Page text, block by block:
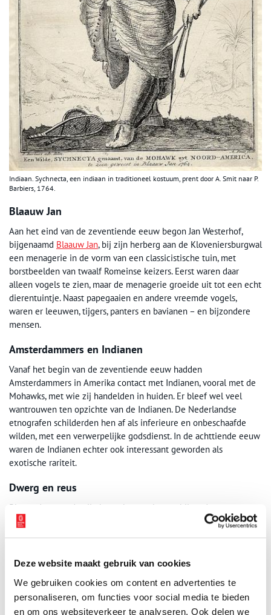
Deze website maakt gebruik van cookies
We gebruiken cookies om content en advertenties te
personaliseren, om functies voor social media te bieden
en om ons websiteverkeer te analyseren. Ook delen we
Indiaan. Sychnecta, een indiaan in traditioneel kostuum, prent door A. Smit naar P.
Barbiers, 1764.
Blaauw Jan
Aan het eind van de zeventiende eeuw begon Jan Westerhof,
bijgenaamd Blaauw Jan, bij zijn herberg aan de Kloveniersburgwal
een menagerie in de vorm van een classicistische tuin, met
borstbeelden van twaalf Romeinse keizers. Eerst waren daar
alleen vogels te zien, maar de menagerie groeide uit tot een echt
dierentuintje. Naast papegaaien en andere vreemde vogels,
waren er leeuwen, tijgers, panters en bavianen – en bijzondere
mensen.
Amsterdammers en Indianen
Vanaf het begin van de zeventiende eeuw hadden
Amsterdammers in Amerika contact met Indianen, vooral met de
Mohawks, met wie zij handelden in huiden. Er bleef wel veel
wantrouwen ten opzichte van de Indianen. De Nederlandse
etnografen schilderden hen af als inferieure en onbeschaafde
wilden, met een verwerpelijke godsdienst. In de achttiende eeuw
waren de Indianen echter ook interessant geworden als
exotische rariteit.
Dwerg en reus
Blaauw Jan toonde zijn bezoekers wel meer bijzondere mensen.
Rond het midden van de achttiende eeuw waren de dwerg
Bovenstaande prent heeft deel uitgemaakt van de Amsterdam-
collectie die W.J.R. Dreesmann (1885-1954) bijeenbracht. Toen de